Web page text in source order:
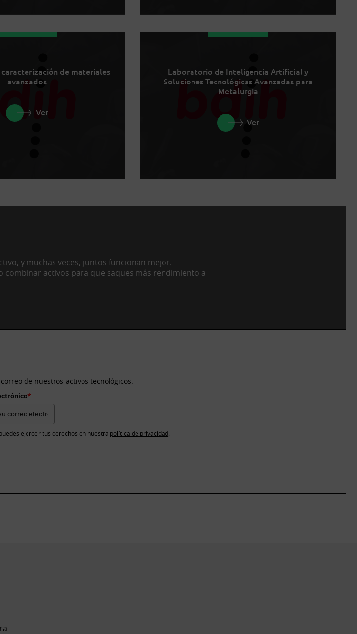
de materiales
avanzados
Ver
Laboratorio de Inteligencia Artificial y
Soluciones Tecnológicas Avanzadas para
Metalurgia
Ver
y muchas veces, juntos funcionan mejor.
activos para que saques más rendimiento a
de nuestros activos tecnológicos.
*
ejercer tus derechos en nuestra política de privacidad